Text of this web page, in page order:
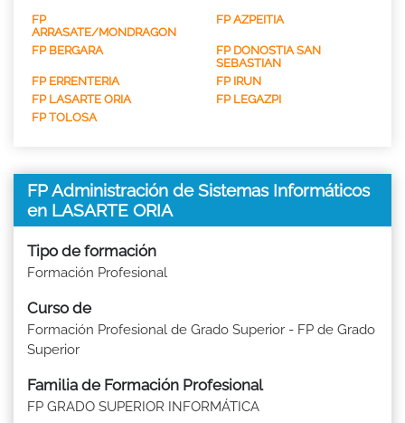
FP
ARRASATE/MONDRAGON
FP AZPEITIA
FP BERGARA
FP DONOSTIA SAN
SEBASTIAN
FP ERRENTERIA
FP IRUN
FP LASARTE ORIA
FP LEGAZPI
FP TOLOSA
FP Administración de Sistemas Informáticos
en LASARTE ORIA
Tipo de formación
Formación Profesional
Curso de
Formación Profesional de Grado Superior - FP de Grado
Superior
Familia de Formación Profesional
FP GRADO SUPERIOR INFORMÁTICA